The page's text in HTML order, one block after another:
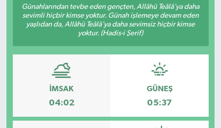
Günahlarından tevbe eden gençten, Allâhü Teâlâ’ya daha
sevimli hiçbir kimse yoktur. Günah işlemeye devam eden
yaşlıdan da, Allâhü Teâlâ’ya daha sevimsiz hiçbir kimse
yoktur. (Hadis-i Şerif)
İMSAK
04:02
GÜNEŞ
05:37